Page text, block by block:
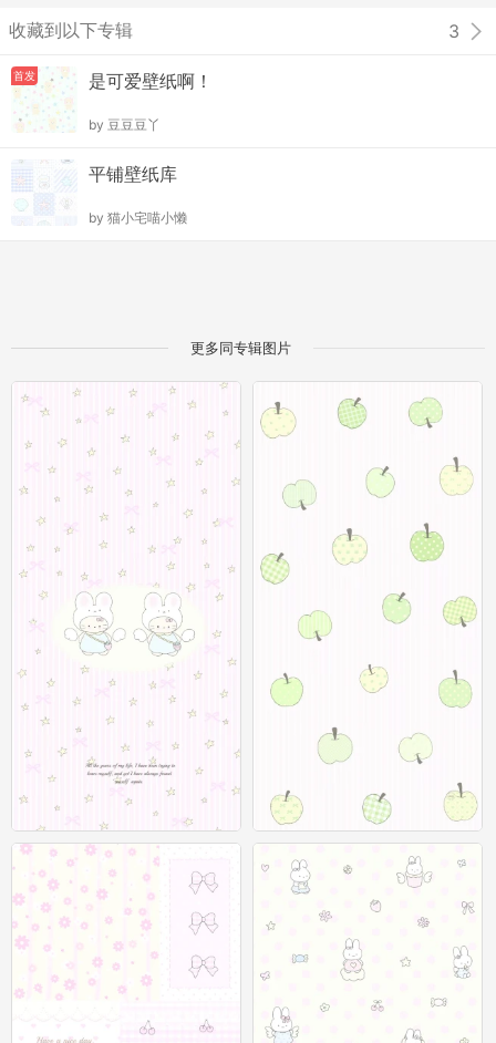
收藏到以下专辑 3
首发 是可爱壁纸啊！
by 豆豆豆丫
平铺壁纸库
by 猫小宅喵小懒
更多同专辑图片
聊天背景图
0